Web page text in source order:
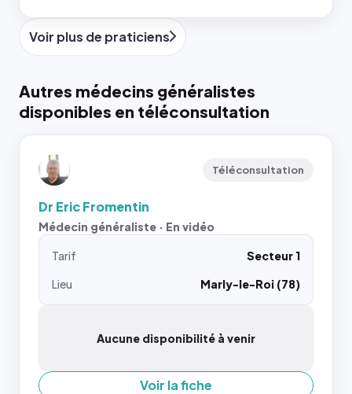
Voir plus de praticiens
Autres médecins généralistes
disponibles en téléconsultation
Téléconsultation
Dr Eric Fromentin
Médecin généraliste · En vidéo
Tarif
Secteur 1
Lieu
Marly-le-Roi (78)
Aucune disponibilité à venir
Voir la fiche